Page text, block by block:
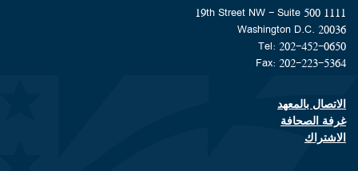
1111 19th Street NW - Suite 500
Washington D.C. 20036
Tel: 202-452-0650
Fax: 202-223-5364
Footer contact links
الاتصال بالمعهد
غرفة الصحافة
الاشتراك